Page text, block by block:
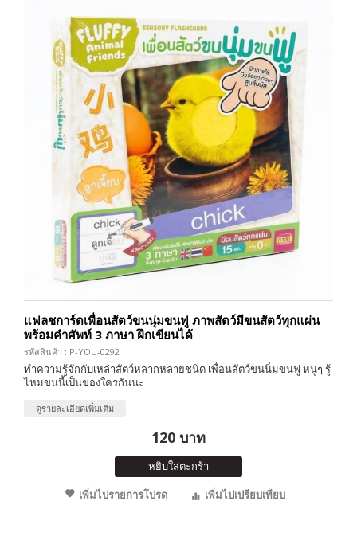
แฟลชการ์ดเพื่อนสัตว์ขนนุ่มขนฟู ภาพสัตว์มีขนสัตว์ทุกแผ่น
พร้อมคำศัพท์ 3 ภาษา ฝึกเขียนได้
รหัสสินค้า : P-YOU-0292
ทำความรู้จักกับเหล่าสัตว์หลากหลายชนิด เพื่อนสัตว์ขนนิ่มขนฟู หนูๆ รู้
ไหมขนนี้เป็นของใครกันนะ
ดูรายละเอียดเพิ่มเติม
120 บาท
หยิบใส่ตะกร้า
เพิ่มไปรายการโปรด
เพิ่มไปเปรียบเทียบ